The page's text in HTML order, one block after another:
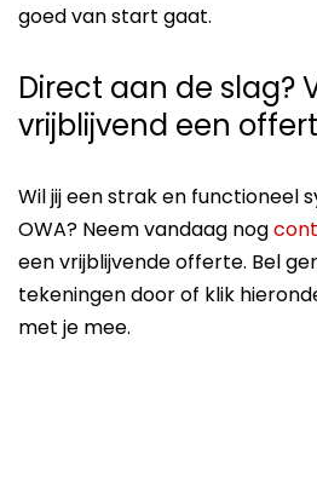
goed van start gaat.
Direct aan de slag?
vrijblijvend een
Wil jij een strak en functioneel
OWA? Neem vandaag nog
een vrijblijvende offerte. Bel
tekeningen door of klik
met je mee.